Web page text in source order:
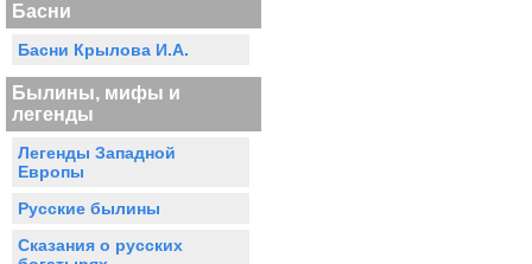
Басни
Басни Крылова И.А.
Былины, мифы и
легенды
Легенды Западной
Европы
Русские былины
Сказания о русских